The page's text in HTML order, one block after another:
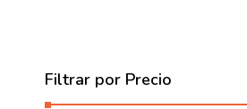
Filtrar por Precio